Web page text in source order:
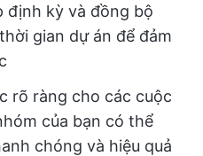
định kỳ và đồng bộ
gian dự án để đảm
rõ ràng cho các cuộc
của bạn có thể
chóng và hiệu quả